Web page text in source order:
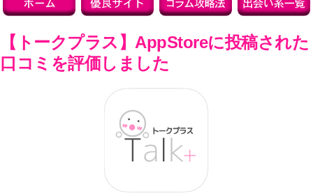
【トークプラス】AppStoreに投稿された
口コミを評価しました